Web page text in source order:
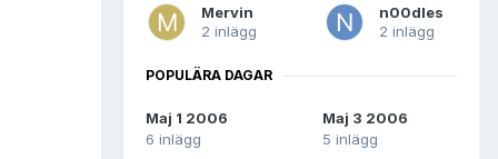
Mervin
2 inlägg
n00dles
2 inlägg
POPULÄRA DAGAR
Maj 1 2006
6 inlägg
Maj 3 2006
5 inlägg